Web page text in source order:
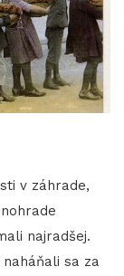
v záhrade,
najradšej.
sa za